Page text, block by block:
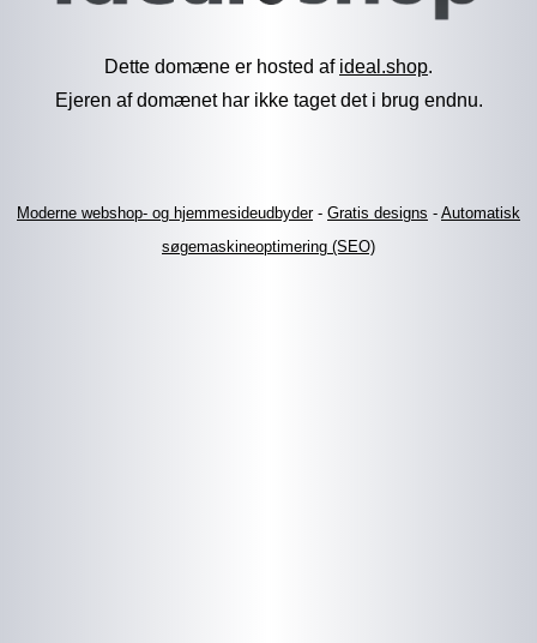
Dette domæne er hosted af ideal.shop.
Ejeren af domænet har ikke taget det i brug endnu.
Moderne webshop- og hjemmesideudbyder- Gratis designs - Automatisk
søgemaskineoptimering (SEO)